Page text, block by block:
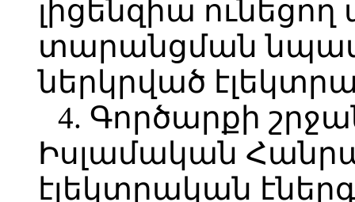
լիցենզիա
տարանցման
ներկրված
4. Գործարքի
Իսլամական
էլեկտրական